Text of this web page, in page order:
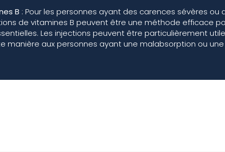
B : Pour les personnes ayant des carences sévères
de vitamines B peuvent être une méthode efficace
Les injections peuvent être particulièrement
manière aux personnes ayant une malabsorption ou